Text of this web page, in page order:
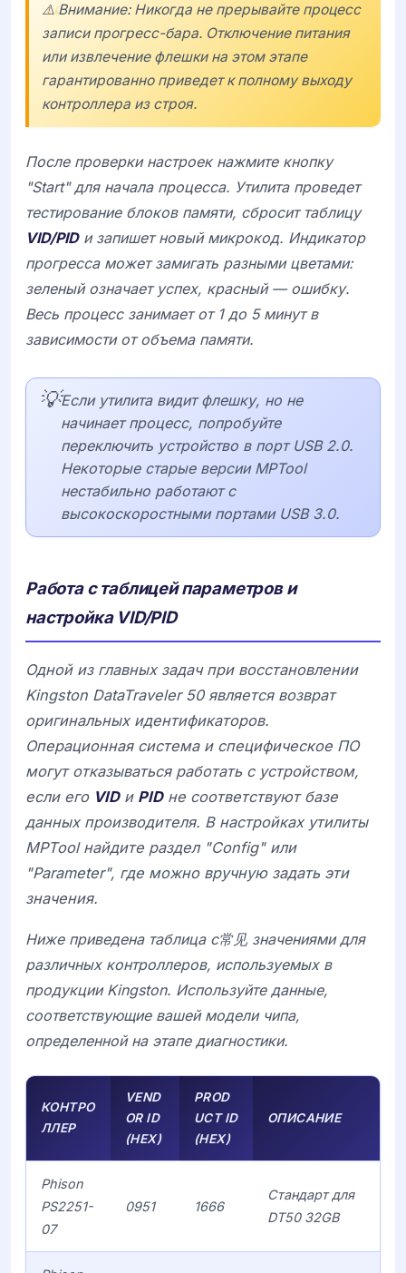
⚠️ Внимание: Никогда не прерывайте процесс
записи прогресс-бара. Отключение питания
или извлечение флешки на этом этапе
гарантированно приведет к полному выходу
контроллера из строя.
После проверки настроек нажмите кнопку
"Start" для начала процесса. Утилита проведет
тестирование блоков памяти, сбросит таблицу
VID/PIDи запишет новый микрокод. Индикатор
прогресса может замигать разными цветами:
зеленый означает успех, красный — ошибку.
Весь процесс занимает от 1 до 5 минут в
зависимости от объема памяти.
💡Если утилита видит флешку, но не
начинает процесс, попробуйте
переключить устройство в порт USB 2.0.
Некоторые старые версии MPTool
нестабильно работают с
высокоскоростными портами USB 3.0.
Работа с таблицей параметров и
настройка VID/PID
Одной из главных задач при восстановлении
Kingston DataTraveler 50является возврат
оригинальных идентификаторов.
Операционная система и специфическое ПО
могут отказываться работать с устройством,
если его VIDи PIDне соответствуют базе
данных производителя. В настройках утилиты
MPTool найдите раздел "Config" или
"Parameter", где можно вручную задать эти
значения.
Ниже приведена таблица с常见 значениями для
различных контроллеров, используемых в
продукции Kingston. Используйте данные,
соответствующие вашей модели чипа,
определенной на этапе диагностики.
КОНТРО
ЛЛЕР
VEND
OR ID
(HEX)
PROD
UCT ID
(HEX)
ОПИСАНИЕ
Phison
PS2251-
07
0951 1666
Стандарт для
DT50 32GB